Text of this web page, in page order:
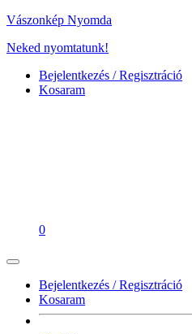
Vászonkép Nyomda
Neked nyomtatunk!
Bejelentkezés / Regisztráció
Kosaram
0
Bejelentkezés / Regisztráció
Kosaram